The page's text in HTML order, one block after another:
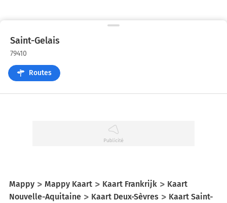
Saint-Gelais
79410
Routes
Mappy Mappy Kaart Kaart Frankrijk
Kaart
Nouvelle-Aquitaine
Kaart Deux-Sèvres
Kaart Saint-